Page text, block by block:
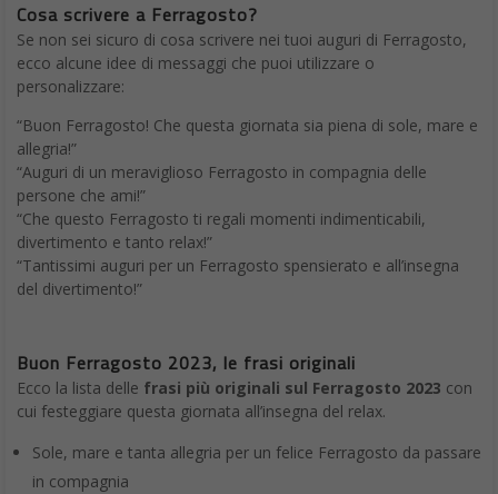
Cosa scrivere a Ferragosto?
Se non sei sicuro di cosa scrivere nei tuoi auguri di Ferragosto,
ecco alcune idee di messaggi che puoi utilizzare o
personalizzare:
“Buon Ferragosto! Che questa giornata sia piena di sole, mare e
allegria!”
“Auguri di un meraviglioso Ferragosto in compagnia delle
persone che ami!”
“Che questo Ferragosto ti regali momenti indimenticabili,
divertimento e tanto relax!”
“Tantissimi auguri per un Ferragosto spensierato e all’insegna
del divertimento!”
Buon Ferragosto 2023, le frasi originali
Ecco la lista delle frasi più originali sul Ferragosto 2023 con
cui festeggiare questa giornata all’insegna del relax.
Sole, mare e tanta allegria per un felice Ferragosto da passare
in compagnia